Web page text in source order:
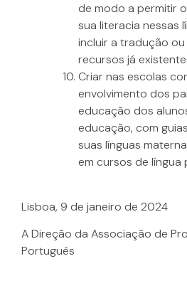
de modo a permitir
sua literacia nessas
incluir a tradução
recursos já
Criar nas escolas
envolvimento dos
educação dos
educação, com
suas línguas
em cursos de língua
Lisboa, 9 de janeiro de 2024
A Direção da Associação de
Português